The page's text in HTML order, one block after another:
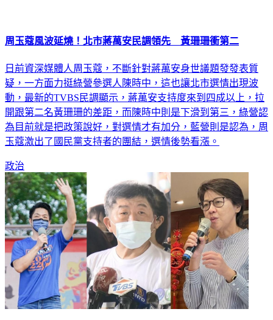
周玉蔻風波延燒！北市蔣萬安民調領先 黃珊珊衝第二
日前資深媒體人周玉蔻，不斷針對蔣萬安身世議題發發表質
疑，一方面力挺綠營參選人陳時中，這也讓北市選情出現波
動，最新的TVBS民調顯示，蔣萬安支持度來到四成以上，拉
開跟第二名黃珊珊的差距，而陳時中則是下滑到第三，綠營認
為目前就是把政策說好，對選情才有加分，藍營則是認為，周
玉蔻激出了國民黨支持者的團結，選情後勢看漲。
政治